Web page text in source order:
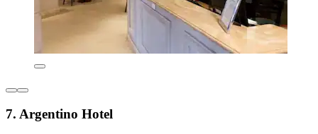
7. Argentino Hotel